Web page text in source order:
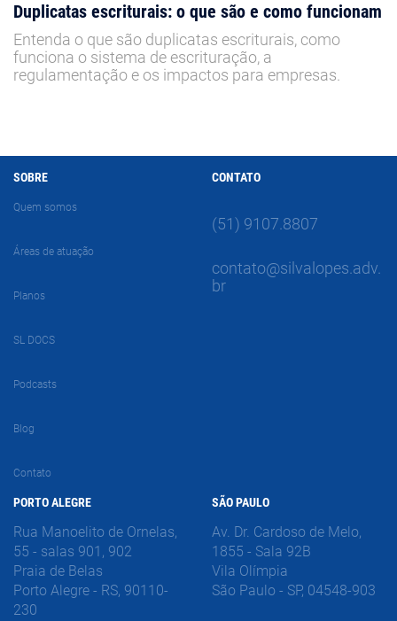
Duplicatas escriturais: o que são e como funcionam
Entenda o que são duplicatas escriturais, como
funciona o sistema de escrituração, a
regulamentação e os impactos para empresas.
SOBRE
Quem somos
Áreas de atuação
Planos
SL DOCS
Podcasts
Blog
Contato
CONTATO
(51) 9107.8807
contato@silvalopes.adv.
br
PORTO ALEGRE
Rua Manoelito de Ornelas,
55 - salas 901, 902
Praia de Belas
Porto Alegre - RS, 90110-
230
SÃO PAULO
Av. Dr. Cardoso de Melo,
1855 - Sala 92B
Vila Olímpia
São Paulo - SP, 04548-903